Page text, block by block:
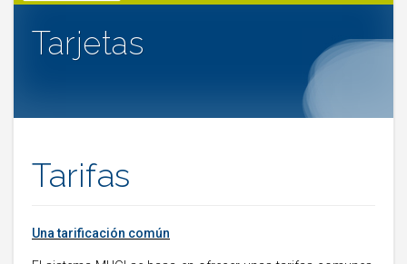
Tarjetas
Tarifas
Una tarificación común